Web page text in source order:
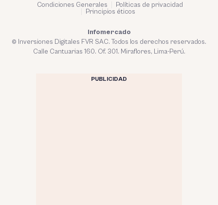
Condiciones Generales
Políticas de privacidad
Principios éticos
Infomercado
© Inversiones Digitales FVR SAC. Todos los derechos reservados.
Calle Cantuarias 160. Of. 301. Miraflores, Lima-Perú.
PUBLICIDAD